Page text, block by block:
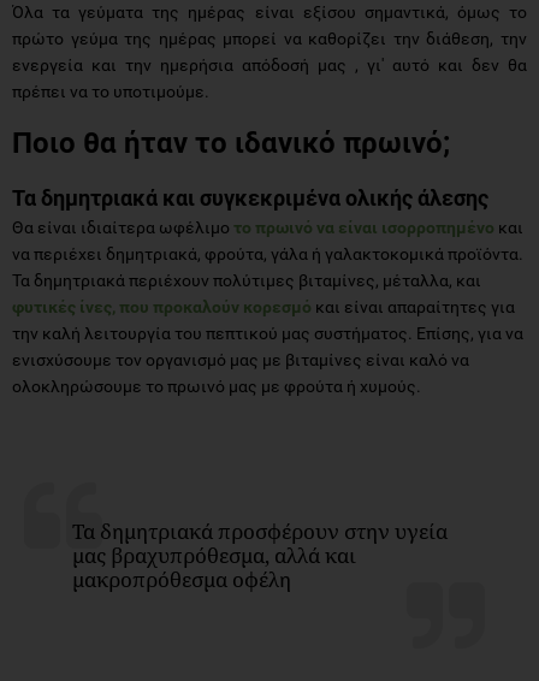
Όλα τα γεύματα της ημέρας είναι εξίσου σημαντικά, όμως το
πρώτο γεύμα της ημέρας μπορεί να καθορίζει την διάθεση, την
ενεργεία και την ημερήσια απόδοσή μας , γι' αυτό και δεν θα
πρέπει να το υποτιμούμε.
Ποιο θα ήταν το ιδανικό πρωινό;
Τα δημητριακά και συγκεκριμένα ολικής άλεσης
Θα είναι ιδιαίτερα ωφέλιμο το πρωινό να είναι ισορροπημένο και
να περιέχει δημητριακά, φρούτα, γάλα ή γαλακτοκομικά προϊόντα.
Τα δημητριακά περιέχουν πολύτιμες βιταμίνες, μέταλλα, και
φυτικές ίνες, που προκαλούν κορεσμό και είναι απαραίτητες για
την καλή λειτουργία του πεπτικού μας συστήματος. Επίσης, για να
ενισχύσουμε τον οργανισμό μας με βιταμίνες είναι καλό να
ολοκληρώσουμε το πρωινό μας με φρούτα ή χυμούς.
Τα δημητριακά προσφέρουν στην υγεία
μας βραχυπρόθεσμα, αλλά και
μακροπρόθεσμα οφέλη